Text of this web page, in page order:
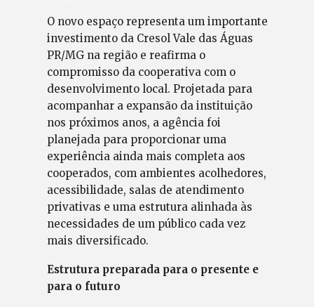
O novo espaço representa um importante
investimento da Cresol Vale das Águas
PR/MG na região e reafirma o
compromisso da cooperativa com o
desenvolvimento local. Projetada para
acompanhar a expansão da instituição
nos próximos anos, a agência foi
planejada para proporcionar uma
experiência ainda mais completa aos
cooperados, com ambientes acolhedores,
acessibilidade, salas de atendimento
privativas e uma estrutura alinhada às
necessidades de um público cada vez
mais diversificado.
Estrutura preparada para o presente e
para o futuro